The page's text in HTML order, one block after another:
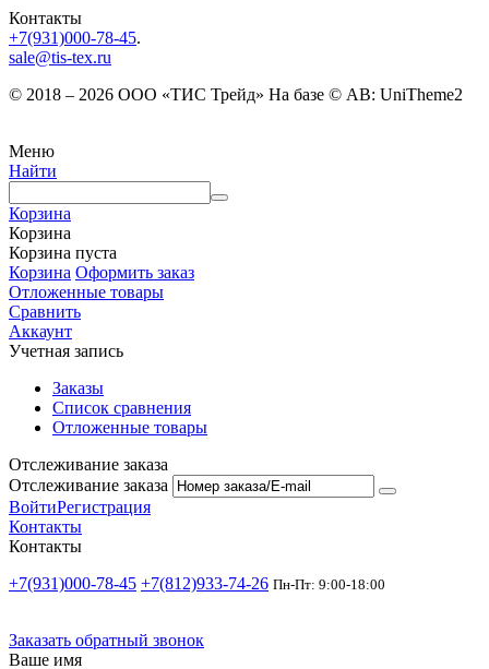
Контакты
+7(931)000-78-45.
sale@tis-tex.ru
© 2018 – 2026 ООО «ТИС Трейд» На базе © AB: UniTheme2
Меню
Найти
Корзина
Корзина
Корзина пуста
Корзина Оформить заказ
Отложенные товары
Сравнить
Аккаунт
Учетная запись
Заказы
Список сравнения
Отложенные товары
Отслеживание заказа
Отслеживание заказа
ВойтиРегистрация
Контакты
Контакты
+7(931)000-78-45 +7(812)933-74-26 Пн-Пт: 9:00-18:00
Заказать обратный звонок
Ваше имя